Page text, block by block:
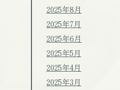
2025年8月
2025年7月
2025年6月
2025年5月
2025年4月
2025年3月